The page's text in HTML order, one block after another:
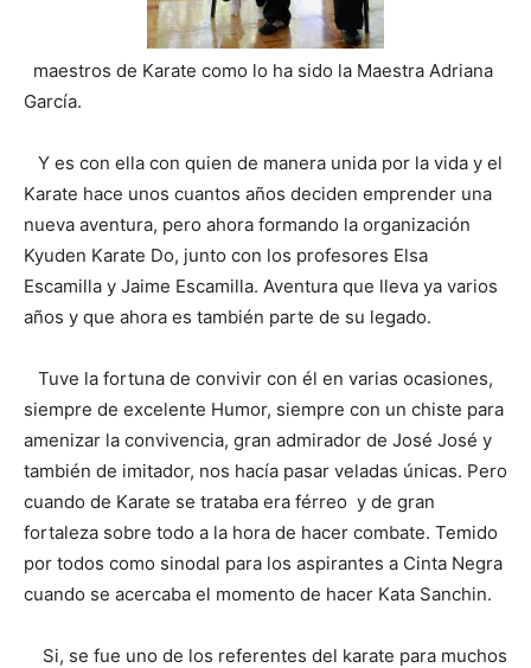
maestros de Karate como lo ha sido la Maestra Adriana
García.
Y es con ella con quien de manera unida por la vida y el
Karate hace unos cuantos años deciden emprender una
nueva aventura, pero ahora formando la organización
Kyuden Karate Do, junto con los profesores Elsa
Escamilla y Jaime Escamilla. Aventura que lleva ya varios
años y que ahora es también parte de su legado.
Tuve la fortuna de convivir con él en varias ocasiones,
siempre de excelente Humor, siempre con un chiste para
amenizar la convivencia, gran admirador de José José y
también de imitador, nos hacía pasar veladas únicas. Pero
cuando de Karate se trataba era férreo y de gran
fortaleza sobre todo a la hora de hacer combate. Temido
por todos como sinodal para los aspirantes a Cinta Negra
cuando se acercaba el momento de hacer Kata Sanchin.
Si, se fue uno de los referentes del karate para muchos